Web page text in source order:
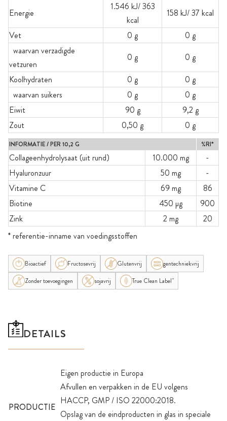
Energie
1.546 kJ/ 363
kcal
158 kJ/ 37 kcal
Vet
0 g
0 g
waarvan verzadigde
vetzuren
0 g
0 g
Koolhydraten
0 g
0 g
waarvan suikers
0 g
0 g
Eiwit
90 g
9,2 g
Zout
0,50 g 0 g
INFORMATIE / PER 10,2 G %RI*
Collageenhydrolysaat (uit rund) 10.000 mg
-
Hyaluronzuur
50 mg
-
Vitamine C
69 mg
86
Biotine
450 µg
900
Zink
2 mg
20
* referentie-inname van voedingsstoffen
Bioactief Fructosevrij Glutenvrij
gentechniekvrij
Zonder toevoegingen
sojavrij True Clean Label"
DETAILS
PRODUCTIE
Eigen productie in Europa
Afvullen en verpakken in de EU volgens
HACCP, GMP / ISO 22000:2018.
Opslag van de eindproducten in glas in speciale